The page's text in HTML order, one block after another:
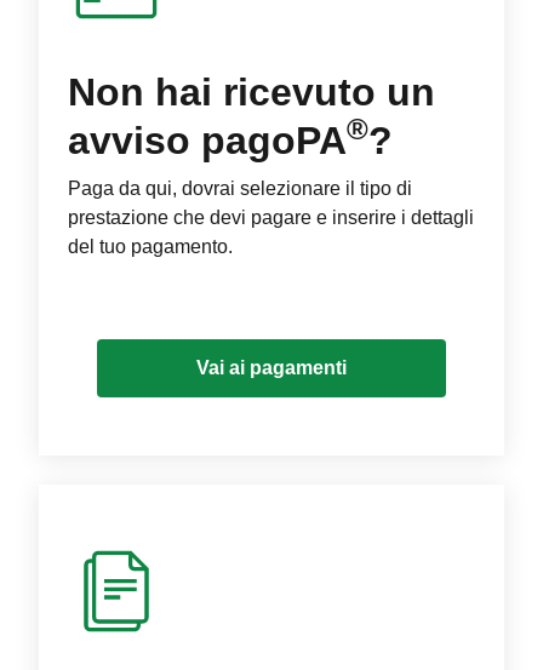
Non hai ricevuto un
avviso pagoPA®?
Paga da qui, dovrai selezionare il tipo di
prestazione che devi pagare e inserire i dettagli
del tuo pagamento.
Vai ai pagamenti